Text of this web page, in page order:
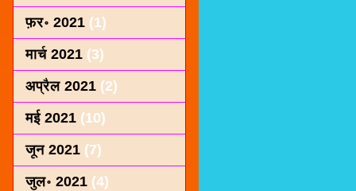
फ़र॰ 2021 (1)
मार्च 2021 (3)
अप्रैल 2021 (2)
मई 2021 (10)
जून 2021 (7)
जुल॰ 2021 (4)